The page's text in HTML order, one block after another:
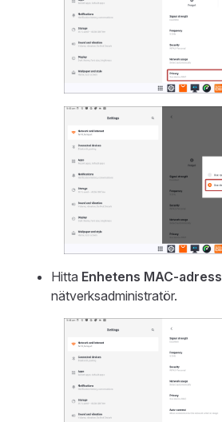
Hitta Enhetens MAC-adress
nätverksadministratör.